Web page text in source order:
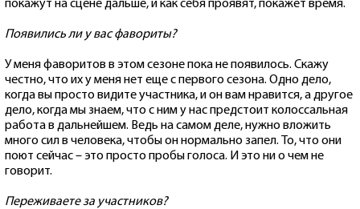
покажут на сцене дальше, и как себя проявят, покажет время.
Появились ли у вас фавориты?
У меня фаворитов в этом сезоне пока не появилось. Скажу
честно, что их у меня нет еще с первого сезона. Одно дело,
когда вы просто видите участника, и он вам нравится, а другое
дело, когда мы знаем, что с ним у нас предстоит колоссальная
работа в дальнейшем. Ведь на самом деле, нужно вложить
много сил в человека, чтобы он нормально запел. То, что они
поют сейчас – это просто пробы голоса. И это ни о чем не
говорит.
Переживаете за участников?